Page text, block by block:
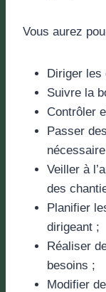
Vous aurez
Diriger les
Suivre la
Contrôler
Passer
Veiller à
des
Planifier
dirigeant ;
Réaliser
besoins ;
Modifier